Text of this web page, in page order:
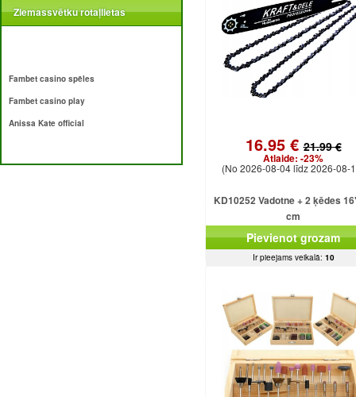
Ziemassvētku rotaļlietas
Fambet casino spēles
Fambet casino play
Anissa Kate official
16.95 €21.99 €
Atlaide: -23%
(No 2026-08-04 līdz 2026-08-
KD10252 Vadotne + 2 ķēdes
cm
Pievienot grozam
Ir pieejams veikalā: 10